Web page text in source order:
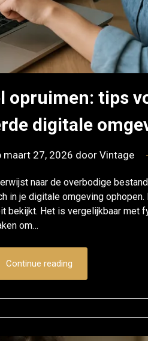
opruimen: tips
digitale
maart 27, 2026 doorVintage
naar de overbodige
in je digitale omgeving ophopen.
bekijkt. Het is vergelijkbaar met
om…
Continue reading